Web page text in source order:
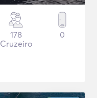
178
Cruzeiro
0